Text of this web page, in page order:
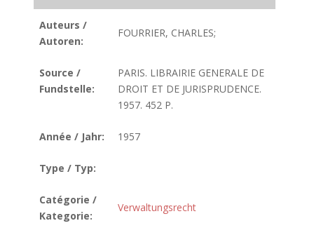
Auteurs /
Autoren:
FOURRIER, CHARLES;
Source /
Fundstelle:
PARIS. LIBRAIRIE GENERALE DE
DROIT ET DE JURISPRUDENCE.
1957. 452 P.
Année / Jahr: 1957
Type / Typ:
Catégorie /
Kategorie:
Verwaltungsrecht